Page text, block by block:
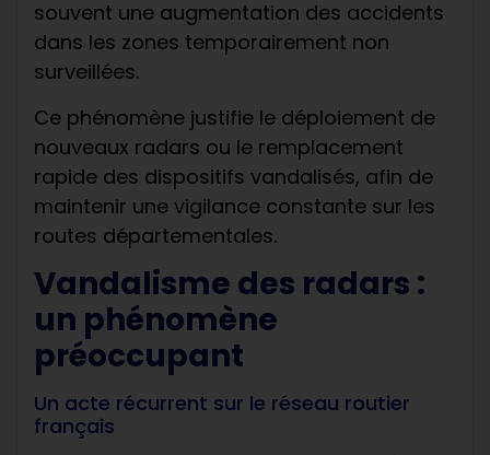
souvent une augmentation des accidents
dans les zones temporairement non
surveillées.
Ce phénomène justifie le déploiement de
nouveaux radars ou le remplacement
rapide des dispositifs vandalisés, afin de
maintenir une vigilance constante sur les
routes départementales.
Vandalisme des radars :
un phénomène
préoccupant
Un acte récurrent sur le réseau routier
français